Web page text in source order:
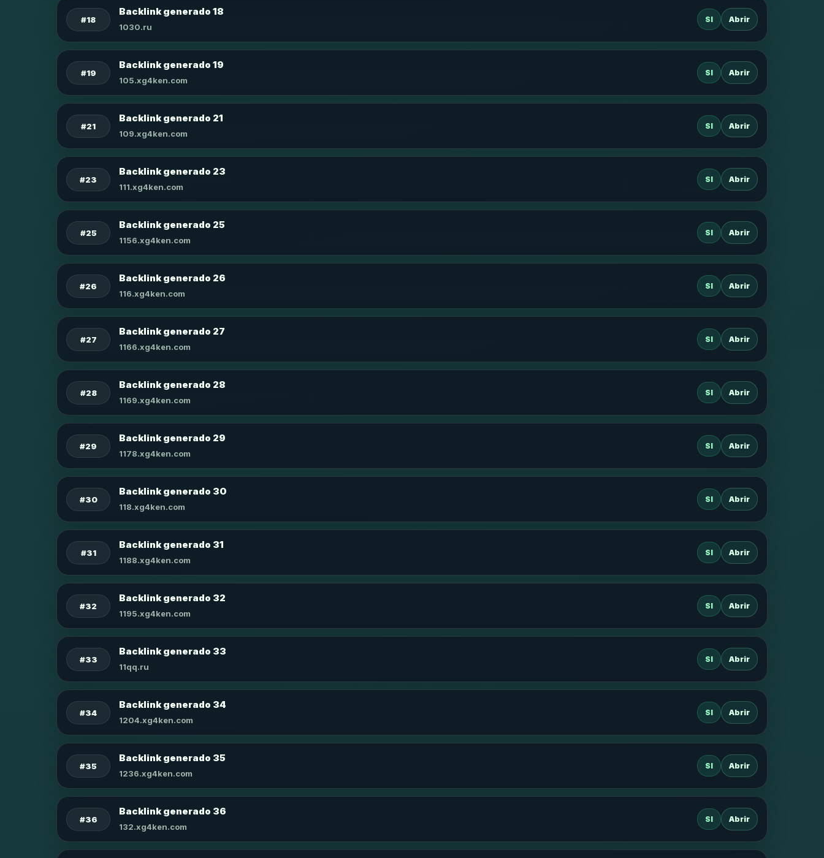
#18
Backlink generado 18
1030.ru
SI Abrir
#19
Backlink generado 19
105.xg4ken.com
SI Abrir
#21
Backlink generado 21
109.xg4ken.com
SI Abrir
#23
Backlink generado 23
111.xg4ken.com
SI Abrir
#25
Backlink generado 25
1156.xg4ken.com
SI Abrir
#26
Backlink generado 26
116.xg4ken.com
SI Abrir
#27
Backlink generado 27
1166.xg4ken.com
SI Abrir
#28
Backlink generado 28
1169.xg4ken.com
SI Abrir
#29
Backlink generado 29
1178.xg4ken.com
SI Abrir
#30
Backlink generado 30
118.xg4ken.com
SI Abrir
#31
Backlink generado 31
1188.xg4ken.com
SI Abrir
#32
Backlink generado 32
1195.xg4ken.com
SI Abrir
#33
Backlink generado 33
11qq.ru
SI Abrir
#34
Backlink generado 34
1204.xg4ken.com
SI Abrir
#35
Backlink generado 35
1236.xg4ken.com
SI Abrir
#36
Backlink generado 36
132.xg4ken.com
SI Abrir